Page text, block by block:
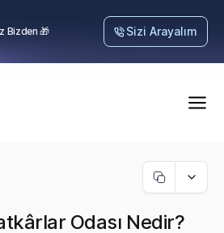
Bizden 🎁 Sizi Arayalım
Odası Nedir?